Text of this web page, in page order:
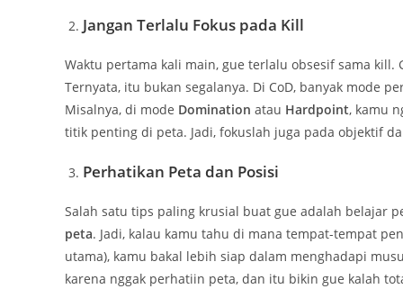
Jangan Terlalu Fokus pada Kill
Waktu pertama kali main, gue terlalu obsesif sama kill.
Ternyata, itu bukan segalanya. Di CoD, banyak mode
Misalnya, di mode Domination atau Hardpoint, kamu
titik penting di peta. Jadi, fokuslah juga pada objektif
Perhatikan Peta dan Posisi
Salah satu tips paling krusial buat gue adalah belajar
peta. Jadi, kalau kamu tahu di mana tempat-tempat
utama), kamu bakal lebih siap dalam menghadapi
karena nggak perhatiin peta, dan itu bikin gue kalah